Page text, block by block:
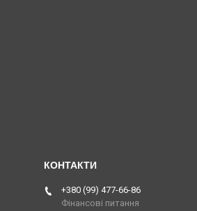
+380 (99) 477-66-86
Фінансові питання